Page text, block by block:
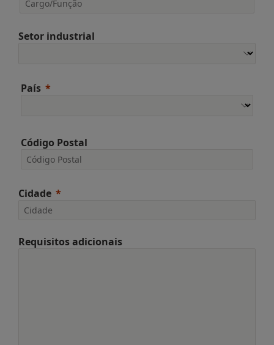
Setor industrial
País
Código Postal
Cidade
Requisitos adicionais